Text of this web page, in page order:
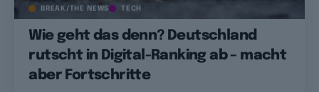
BREAK/THE NEWS TECH
Wie geht das denn? Deutschland
rutscht in Digital-Ranking ab – macht
aber Fortschritte